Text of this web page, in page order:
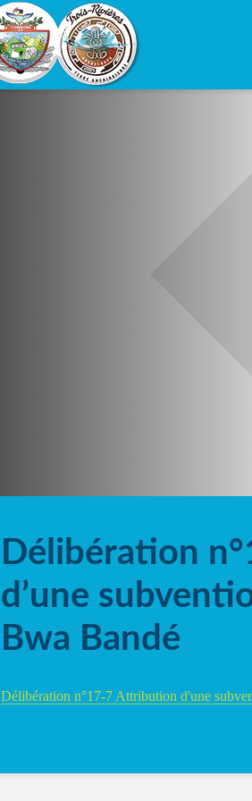
Délibération
d’une
Bwa Bandé
Délibération n°17-7 Attribution d'une